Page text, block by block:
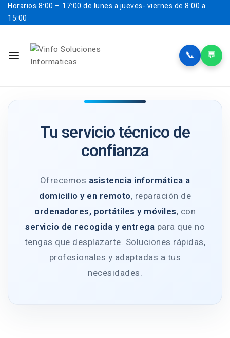
Horarios 8:00 – 17:00 de lunes a jueves- viernes de 8:00 a
15:00
📞 💬
Tu servicio técnico de
confianza
Ofrecemos asistencia informática a
domicilio y en remoto, reparación de
ordenadores, portátiles y móviles, con
servicio de recogida y entrega para que no
tengas que desplazarte. Soluciones rápidas,
profesionales y adaptadas a tus
necesidades.